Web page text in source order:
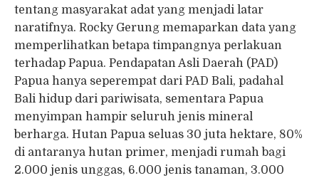
tentang masyarakat adat yang menjadi latar
naratifnya. Rocky Gerung memaparkan data yang
memperlihatkan betapa timpangnya perlakuan
terhadap Papua. Pendapatan Asli Daerah (PAD)
Papua hanya seperempat dari PAD Bali, padahal
Bali hidup dari pariwisata, sementara Papua
menyimpan hampir seluruh jenis mineral
berharga. Hutan Papua seluas 30 juta hektare, 80%
di antaranya hutan primer, menjadi rumah bagi
2.000 jenis unggas, 6.000 jenis tanaman, 3.000